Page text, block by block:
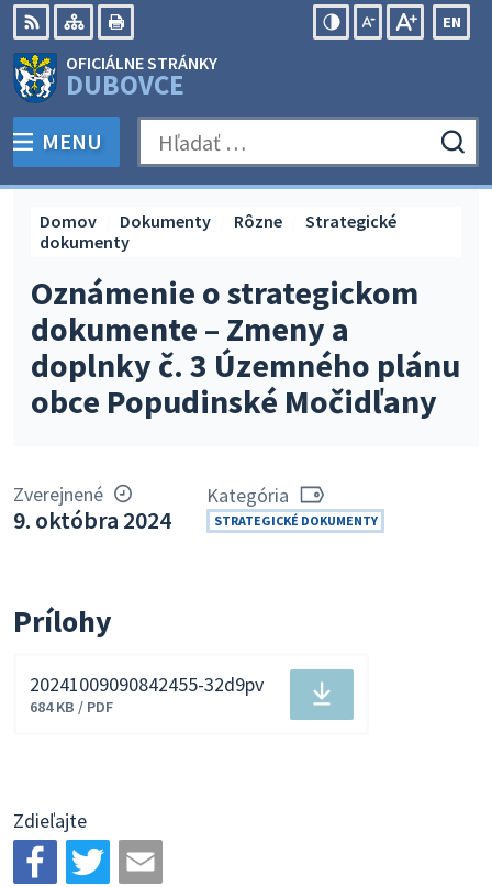
Preskočiť
na
obsah
RSS Mapa
EN
OFICIÁLNE STRÁNKY
DUBOVCE
PREPNÚŤ
MENU Hľadať:
Oznámenie o strategickom
dokumente – Zmeny a
doplnky č. 3 Územného plánu
obce Popudinské Močidľany
Domov Dokumenty Rôzne
Strategické
dokumenty
Zverejnené
9. októbra 2024
Kategória
STRATEGICKÉ DOKUMENTY
Prílohy
Stiahnuť
20241009090842455-32d9pv
684 KB / PDF
Zdieľajte